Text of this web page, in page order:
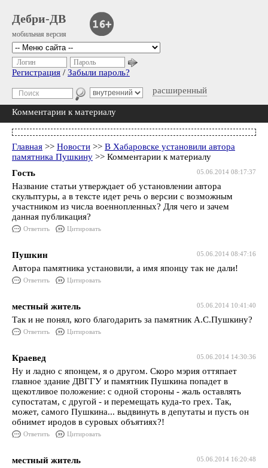
Дебри-ДВ
мобильная версия
расширенный
Логин Пароль
Регистрация / Забыли пароль?
Комментарии к материалу
Главная >> Новости >> В Хабаровске установили автора
памятника Пушкину >> Комментарии к материалу
05.06.2014 08:17:37
Гость
Название статьи утверждает об установлении автора
скульптуры, а в тексте идет речь о версии с возможным
участником из числа военнопленных? Для чего и зачем
данная публикация?
Ответить Цитировать
05.06.2014 08:47:16
Пушкин
Автора памятника установили, а имя японцу так не дали!
Ответить Цитировать
05.06.2014 10:41:40
местный житель
Так и не понял, кого благодарить за памятник А.С.Пушкину?
Ответить Цитировать
05.06.2014 14:30:36
Краевед
Ну и ладно с японцем, я о другом. Скоро мэрия оттяпает
главное здание ДВГГУ и памятник Пушкина попадет в
щекотливое положение: с одной стороны - жаль оставлять
супостатам, с другой - и перемещать куда-то грех. Так,
может, самого Пушкина... выдвинуть в депутаты и пусть он
обнимет иродов в суровых объятиях?!
Ответить Цитировать
05.06.2014 16:20:48
местный житель